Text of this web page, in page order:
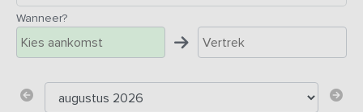
Wanneer?